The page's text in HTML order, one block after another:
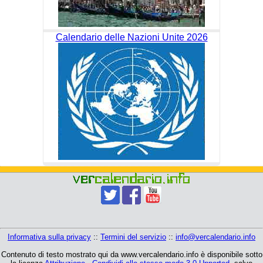
Calendario delle Nazioni Unite 2026
Informativa sulla privacy :: Termini del servizio :: info@vercalendario.info
Contenuto di testo mostrato qui da www.vercalendario.info è disponibile sotto